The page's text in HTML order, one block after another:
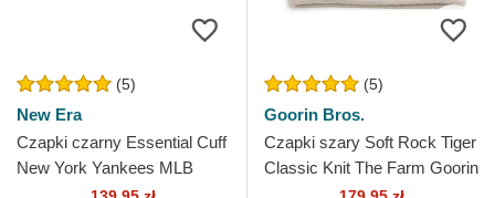
(5)
New Era
Czapki czarny Essential Cuff
New York Yankees MLB
(5)
Goorin Bros.
Czapki szary Soft Rock Tiger
Classic Knit The Farm Goorin